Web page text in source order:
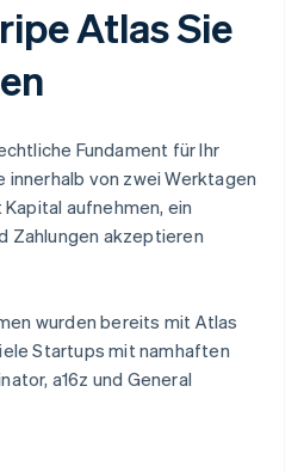
Atlas Sie
Fundament für Ihr
innerhalb von zwei Werktagen
aufnehmen, ein
Zahlungen akzeptieren
wurden bereits mit Atlas
Startups mit namhaften
a16z und General